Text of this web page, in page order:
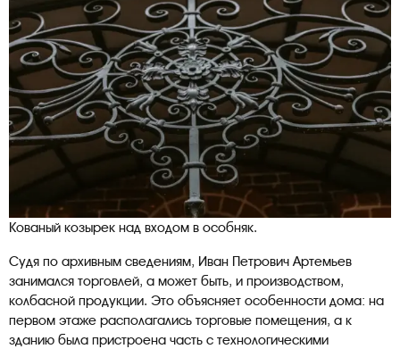
Кованый козырек над входом в особняк.
Судя по архивным сведениям, Иван Петрович Артемьев
занимался торговлей, а может быть, и производством,
колбасной продукции. Это объясняет особенности дома: на
первом этаже располагались торговые помещения, а к
зданию была пристроена часть с технологическими